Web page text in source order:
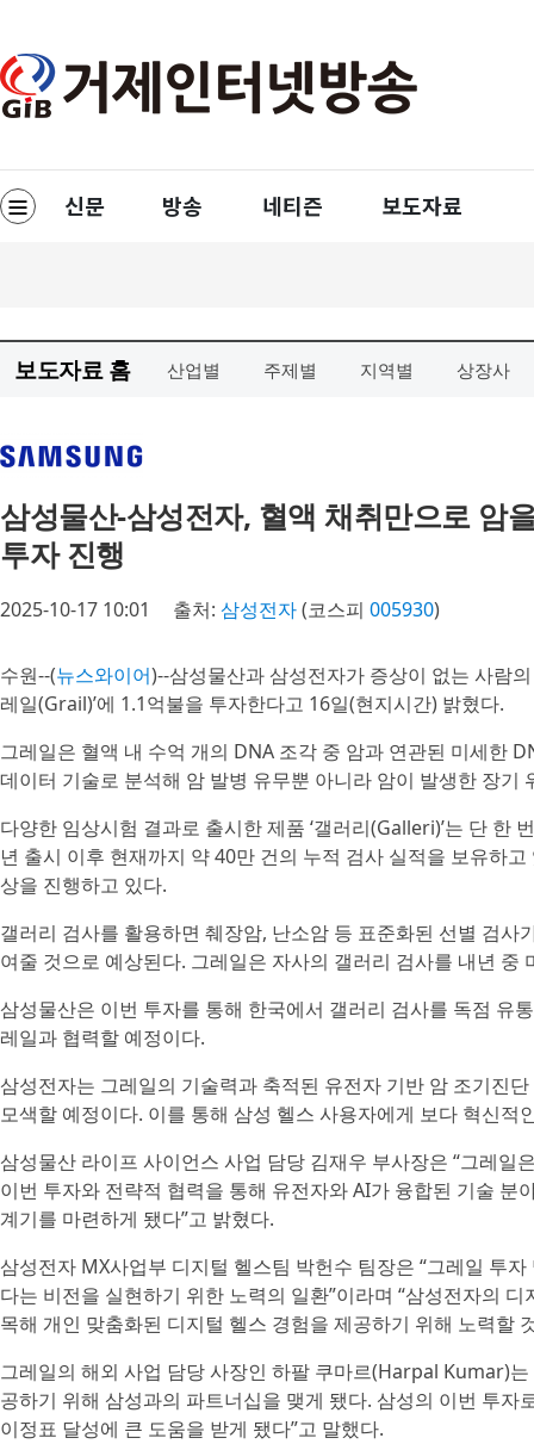
보도자료 홈 산업별 주제별 지역별 상장사
삼성물산-삼성전자, 혈액 채취만으로 암
투자 진행
2025-10-17 10:01 출처: 삼성전자(코스피 005930)
수원--(뉴스와이어)--삼성물산과 삼성전자가 증상이 없는 사람
레일(Grail)’에 1.1억불을 투자한다고 16일(현지시간) 밝혔다.
그레일은 혈액 내 수억 개의 DNA 조각 중 암과 연관된 미세한
데이터 기술로 분석해 암 발병 유무뿐 아니라 암이 발생한 장
다양한 임상시험 결과로 출시한 제품 ‘갤러리(Galleri)’는 단 한
년 출시 이후 현재까지 약 40만 건의 누적 검사 실적을 보유하
상을 진행하고 있다.
갤러리 검사를 활용하면 췌장암, 난소암 등 표준화된 선별 검
여줄 것으로 예상된다. 그레일은 자사의 갤러리 검사를 내년 중
삼성물산은 이번 투자를 통해 한국에서 갤러리 검사를 독점 유
레일과 협력할 예정이다.
삼성전자는 그레일의 기술력과 축적된 유전자 기반 암 조기진
모색할 예정이다. 이를 통해 삼성 헬스 사용자에게 보다 혁신적
삼성물산 라이프 사이언스 사업 담당 김재우 부사장은 “그레
이번 투자와 전략적 협력을 통해 유전자와 AI가 융합된 기술
계기를 마련하게 됐다”고 밝혔다.
삼성전자 MX사업부 디지털 헬스팀 박헌수 팀장은 “그레일 투
다는 비전을 실현하기 위한 노력의 일환”이라며 “삼성전자의
목해 개인 맞춤화된 디지털 헬스 경험을 제공하기 위해 노력할
그레일의 해외 사업 담당 사장인 하팔 쿠마르(Harpal Kumar)
공하기 위해 삼성과의 파트너십을 맺게 됐다. 삼성의 이번 투
이정표 달성에 큰 도움을 받게 됐다”고 말했다.